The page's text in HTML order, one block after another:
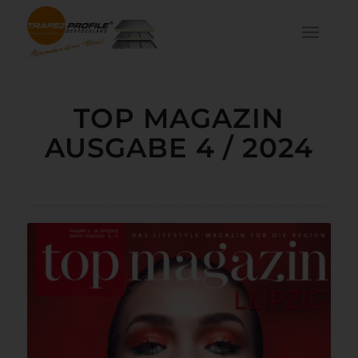
TOP MAGAZIN
AUSGABE 4 / 2024